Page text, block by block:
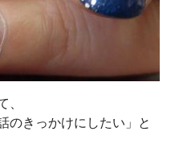
、
のきっかけにしたい」と